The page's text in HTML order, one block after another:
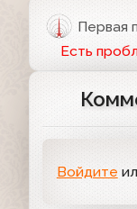
Первая
Есть
Войдите